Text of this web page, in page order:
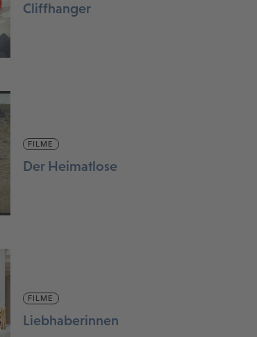
Cliffhanger
FILME
Der Heimatlose
FILME
Liebhaberinnen